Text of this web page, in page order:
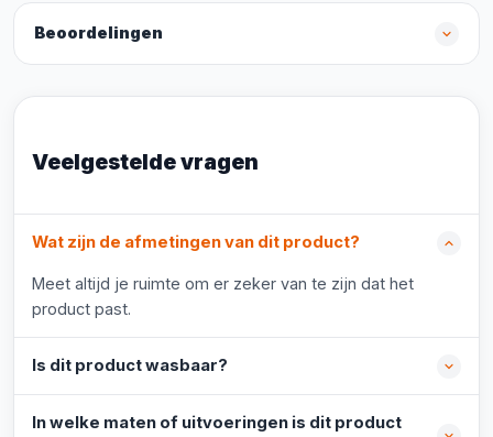
Beoordelingen
Veelgestelde vragen
Wat zijn de afmetingen van dit product?
Meet altijd je ruimte om er zeker van te zijn dat het
product past.
Is dit product wasbaar?
In welke maten of uitvoeringen is dit product